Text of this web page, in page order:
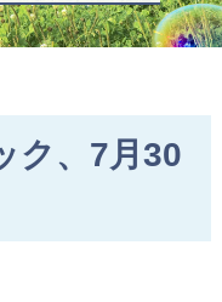
ク、7月30